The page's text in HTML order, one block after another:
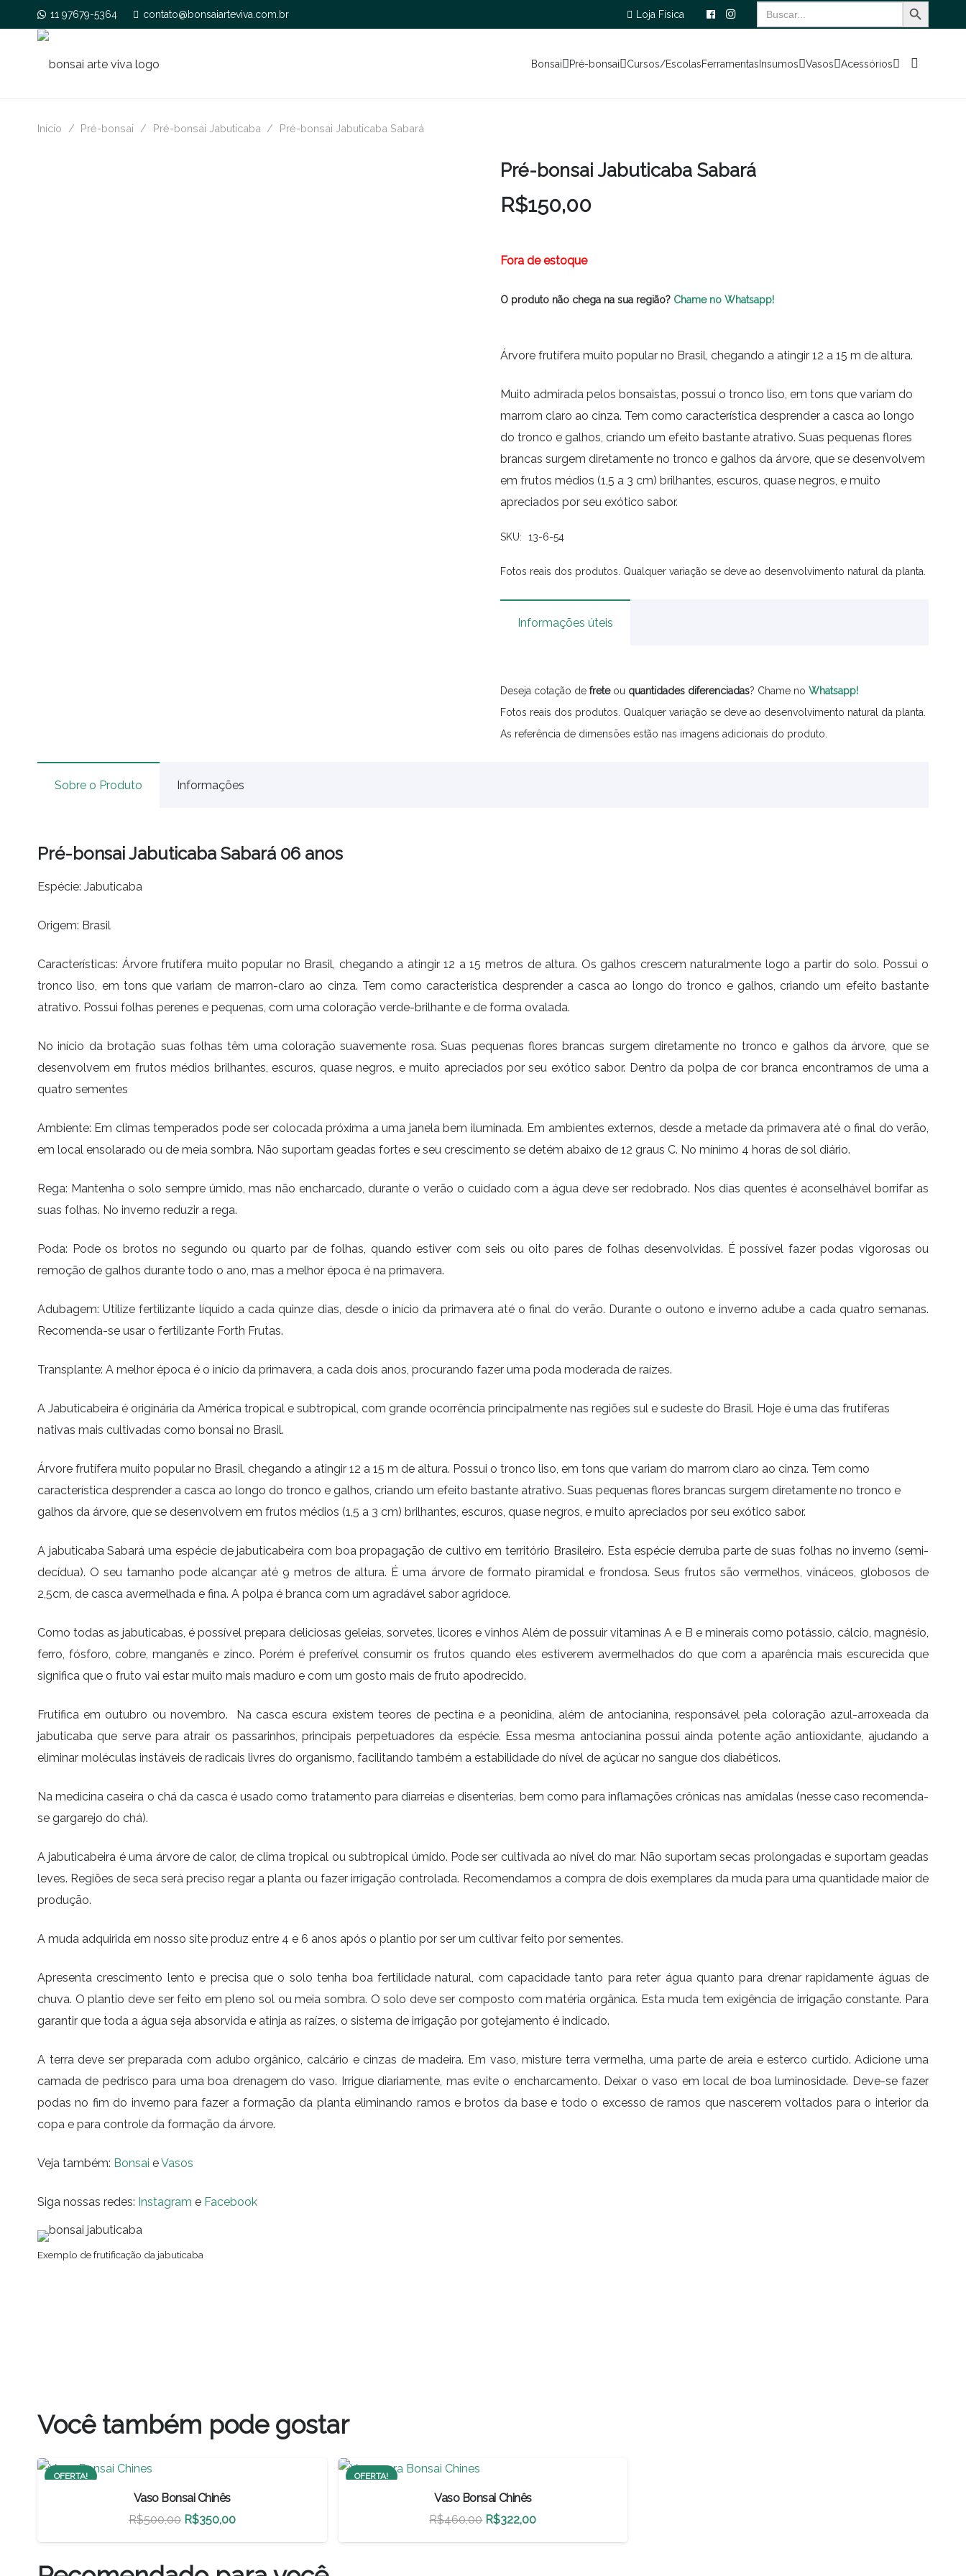
11 97679-5364 contato@bonsaiarteviva.com.br Loja Física
Search
for:
Bonsai Pré-bonsai Cursos/EscolasFerramentasInsumos Vasos Acessórios
Início / Pré-bonsai / Pré-bonsai Jabuticaba / Pré-bonsai Jabuticaba Sabará
Pré-bonsai Jabuticaba Sabará
R$150,00
Fora de estoque
O produto não chega na sua região? Chame no Whatsapp!
Árvore frutífera muito popular no Brasil, chegando a atingir 12 a 15 m de altura.
Muito admirada pelos bonsaistas, possui o tronco liso, em tons que variam do
marrom claro ao cinza. Tem como característica desprender a casca ao longo
do tronco e galhos, criando um efeito bastante atrativo. Suas pequenas flores
brancas surgem diretamente no tronco e galhos da árvore, que se desenvolvem
em frutos médios (1,5 a 3 cm) brilhantes, escuros, quase negros, e muito
apreciados por seu exótico sabor.
SKU: 13-6-54
Fotos reais dos produtos. Qualquer variação se deve ao desenvolvimento natural da planta.
Informações úteis
Deseja cotação de freteou quantidades diferenciadas? Chame no Whatsapp!
Fotos reais dos produtos. Qualquer variação se deve ao desenvolvimento natural da planta.
As referência de dimensões estão nas imagens adicionais do produto.
Sobre o Produto Informações
Pré-bonsai Jabuticaba Sabará 06 anos
Espécie: Jabuticaba
Origem: Brasil
Características: Árvore frutífera muito popular no Brasil, chegando a atingir 12 a 15 metros de altura. Os galhos crescem naturalmente logo a partir do solo. Possui o
tronco liso, em tons que variam de marron-claro ao cinza. Tem como característica desprender a casca ao longo do tronco e galhos, criando um efeito bastante
atrativo. Possui folhas perenes e pequenas, com uma coloração verde-brilhante e de forma ovalada.
No início da brotação suas folhas têm uma coloração suavemente rosa. Suas pequenas flores brancas surgem diretamente no tronco e galhos da árvore, que se
desenvolvem em frutos médios brilhantes, escuros, quase negros, e muito apreciados por seu exótico sabor. Dentro da polpa de cor branca encontramos de uma a
quatro sementes
Ambiente: Em climas temperados pode ser colocada próxima a uma janela bem iluminada. Em ambientes externos, desde a metade da primavera até o final do verão,
em local ensolarado ou de meia sombra. Não suportam geadas fortes e seu crescimento se detém abaixo de 12 graus C. No mínimo 4 horas de sol diário.
Rega: Mantenha o solo sempre úmido, mas não encharcado, durante o verão o cuidado com a água deve ser redobrado. Nos dias quentes é aconselhável borrifar as
suas folhas. No inverno reduzir a rega.
Poda: Pode os brotos no segundo ou quarto par de folhas, quando estiver com seis ou oito pares de folhas desenvolvidas. É possível fazer podas vigorosas ou
remoção de galhos durante todo o ano, mas a melhor época é na primavera.
Adubagem: Utilize fertilizante líquido a cada quinze dias, desde o início da primavera até o final do verão. Durante o outono e inverno adube a cada quatro semanas.
Recomenda-se usar o fertilizante Forth Frutas.
Transplante: A melhor época é o início da primavera, a cada dois anos, procurando fazer uma poda moderada de raízes.
A Jabuticabeira é originária da América tropical e subtropical, com grande ocorrência principalmente nas regiões sul e sudeste do Brasil. Hoje é uma das frutíferas
nativas mais cultivadas como bonsai no Brasil.
Árvore frutífera muito popular no Brasil, chegando a atingir 12 a 15 m de altura. Possui o tronco liso, em tons que variam do marrom claro ao cinza. Tem como
característica desprender a casca ao longo do tronco e galhos, criando um efeito bastante atrativo. Suas pequenas flores brancas surgem diretamente no tronco e
galhos da árvore, que se desenvolvem em frutos médios (1,5 a 3 cm) brilhantes, escuros, quase negros, e muito apreciados por seu exótico sabor.
A jabuticaba Sabará uma espécie de jabuticabeira com boa propagação de cultivo em território Brasileiro. Esta espécie derruba parte de suas folhas no inverno (semi-
decídua). O seu tamanho pode alcançar até 9 metros de altura. É uma árvore de formato piramidal e frondosa. Seus frutos são vermelhos, vináceos, globosos de
2,5cm, de casca avermelhada e fina. A polpa é branca com um agradável sabor agridoce.
Como todas as jabuticabas, é possível prepara deliciosas geleias, sorvetes, licores e vinhos Além de possuir vitaminas A e B e minerais como potássio, cálcio, magnésio,
ferro, fósforo, cobre, manganês e zinco. Porém é preferível consumir os frutos quando eles estiverem avermelhados do que com a aparência mais escurecida que
significa que o fruto vai estar muito mais maduro e com um gosto mais de fruto apodrecido.
Frutifica em outubro ou novembro. Na casca escura existem teores de pectina e a peonidina, além de antocianina, responsável pela coloração azul-arroxeada da
jabuticaba que serve para atrair os passarinhos, principais perpetuadores da espécie. Essa mesma antocianina possui ainda potente ação antioxidante, ajudando a
eliminar moléculas instáveis de radicais livres do organismo, facilitando também a estabilidade do nível de açúcar no sangue dos diabéticos.
Na medicina caseira o chá da casca é usado como tratamento para diarreias e disenterias, bem como para inflamações crônicas nas amídalas (nesse caso recomenda-
se gargarejo do chá).
A jabuticabeira é uma árvore de calor, de clima tropical ou subtropical úmido. Pode ser cultivada ao nível do mar. Não suportam secas prolongadas e suportam geadas
leves. Regiões de seca será preciso regar a planta ou fazer irrigação controlada. Recomendamos a compra de dois exemplares da muda para uma quantidade maior de
produção.
A muda adquirida em nosso site produz entre 4 e 6 anos após o plantio por ser um cultivar feito por sementes.
Apresenta crescimento lento e precisa que o solo tenha boa fertilidade natural, com capacidade tanto para reter água quanto para drenar rapidamente águas de
chuva. O plantio deve ser feito em pleno sol ou meia sombra. O solo deve ser composto com matéria orgânica. Esta muda tem exigência de irrigação constante. Para
garantir que toda a água seja absorvida e atinja as raízes, o sistema de irrigação por gotejamento é indicado.
A terra deve ser preparada com adubo orgânico, calcário e cinzas de madeira. Em vaso, misture terra vermelha, uma parte de areia e esterco curtido. Adicione uma
camada de pedrisco para uma boa drenagem do vaso. Irrigue diariamente, mas evite o encharcamento. Deixar o vaso em local de boa luminosidade. Deve-se fazer
podas no fim do inverno para fazer a formação da planta eliminando ramos e brotos da base e todo o excesso de ramos que nascerem voltados para o interior da
copa e para controle da formação da árvore.
Veja também: Bonsai eVasos
Siga nossas redes: Instagram e Facebook
Exemplo de frutificação da jabuticaba
Você também pode gostar
OFERTA!
Vaso Bonsai Chinês
R$500,00 O
preço
original
R$350,00O
preço
OFERTA!
Vaso Bonsai Chinês
R$460,00 O
preço
R$322,00O
preço